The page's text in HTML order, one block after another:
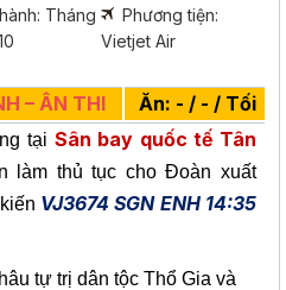
Tháng
Phương tiện:
Vietjet Air
– ÂN THI
Ăn: - / - / Tối
tại Sân bay quốc tế Tân
làm thủ tục cho Đoàn xuất
VJ3674 SGN ENH 14:35
tự trị dân tộc Thổ Gia và